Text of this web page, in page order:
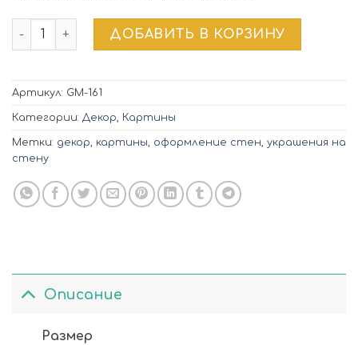
Количество товара Картина | GM-161
ДОБАВИТЬ В КОРЗИНУ
Артикул: GM-161
Категории: Декор, Картины
Метки: декор, картины, оформление стен, украшения на
стену
Описание
Размер